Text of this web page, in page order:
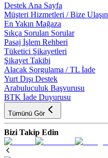
Destek Ana Sayfa
Müşteri Hizmetleri / Bize Ulaşın
En Yakın Mağaza
Sıkça Sorulan Sorular
Pasaj İşlem Rehberi
Tüketici Şikayetleri
Şikayet Takibi
Alacak Sorgulama / TL İade
Yurt Dışı Destek
Arabuluculuk Başvurusu
BTK İade Duyurusu
Tümünü Gör
Bizi Takip Edin